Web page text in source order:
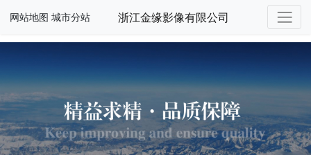
网站地图 城市分站 浙江金缘影像有限公司